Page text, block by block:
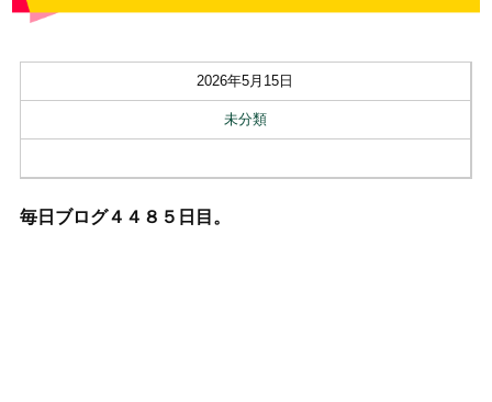
2026年5月15日
未分類
毎日ブログ４４８５ 日目。